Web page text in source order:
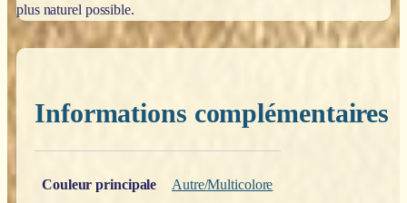
plus naturel possible.
Informations complémentaires
Couleur principale
Autre/Multicolore